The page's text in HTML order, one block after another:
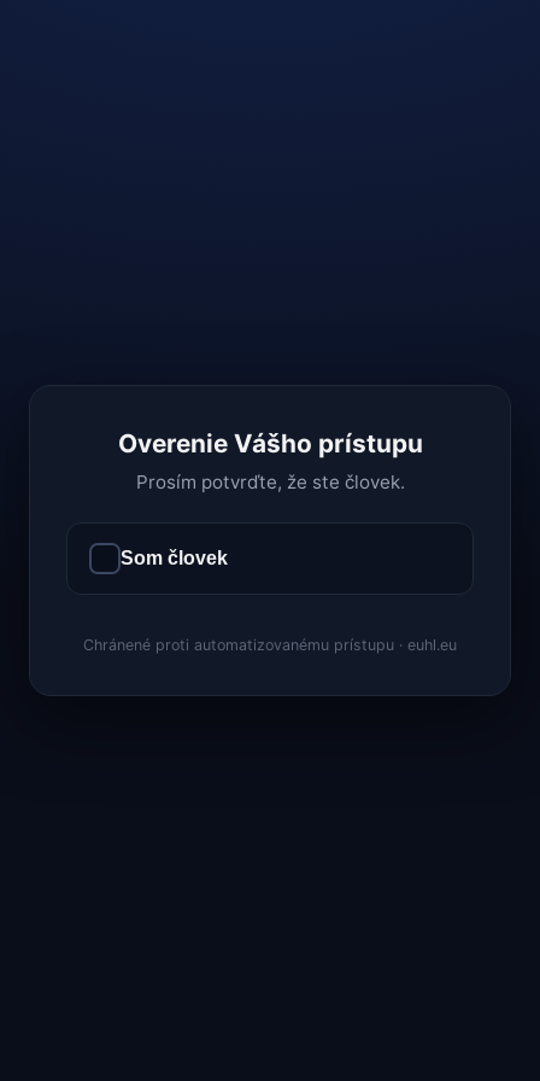
Overenie Vášho prístupu
Prosím potvrďte, že ste človek.
Som človek
Chránené proti automatizovanému prístupu · euhl.eu